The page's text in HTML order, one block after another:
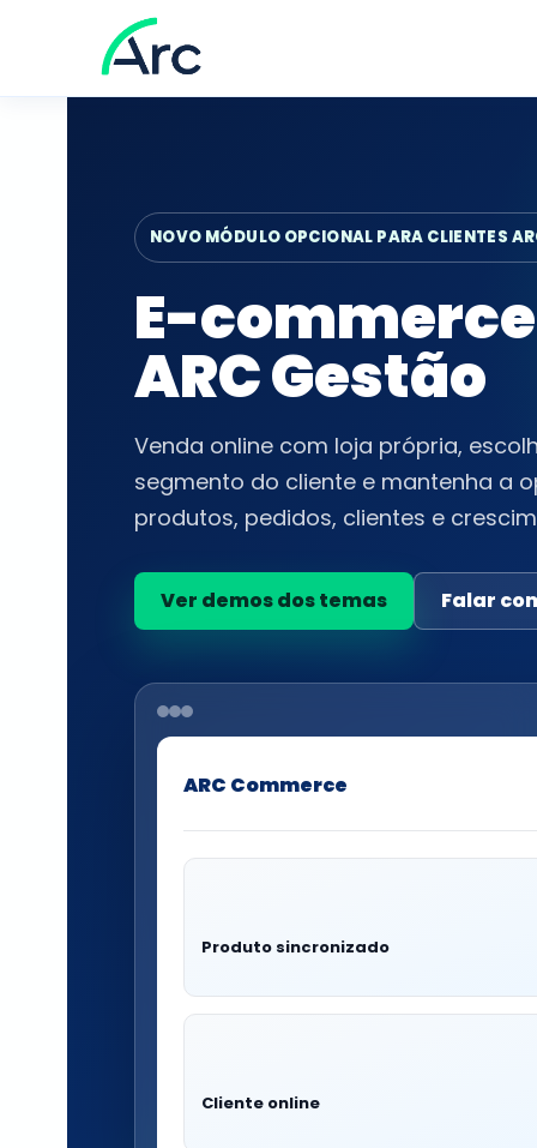
NOVO MÓDULO OPCIONAL PARA CLIENTES
E-
ARC Gestão
Venda online com loja própria,
segmento do cliente e mantenha a
produtos, pedidos, clientes e
Ver demos dos temas Falar
ARC Commerce
Produto sincronizado
Cliente online